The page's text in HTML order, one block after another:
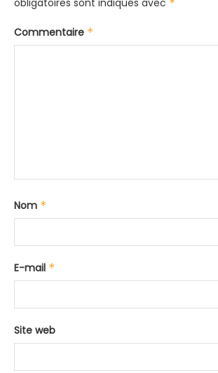
Commentaire *
Nom *
E-mail *
Site web